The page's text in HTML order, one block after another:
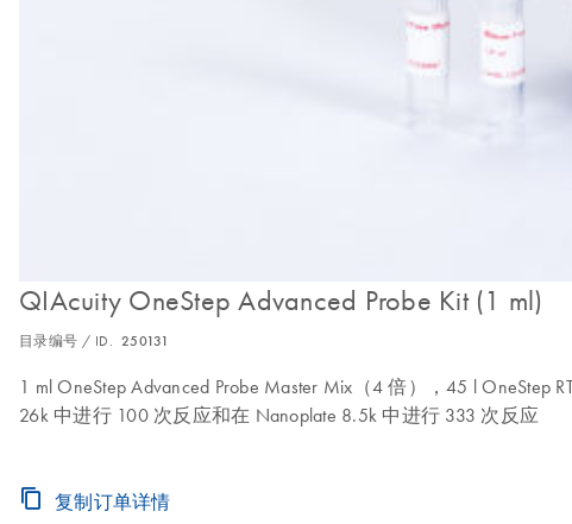
QIAcuity OneStep Advanced Probe Kit (1 ml)
目录编号 / ID. 250131
1 ml OneStep Advanced Probe Master Mix（4 倍），45 l
26k 中进行 100 次反应和在 Nanoplate 8.5k 中进行 333 次反应
复制订单详情